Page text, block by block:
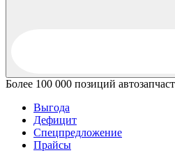
Более 100 000 позиций
Выгода
Дефицит
Спецпредложение
Прайсы